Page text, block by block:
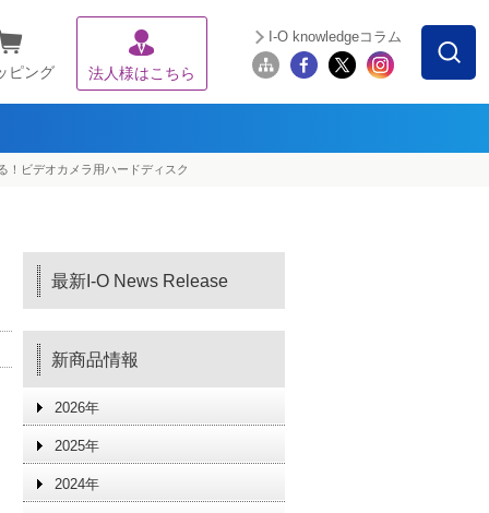
ピング 法人様はこちら
I-O knowledgeコラム
！ビデオカメラ用ハードディスク
最新I-O News Release
新商品情報
2026年
2025年
2024年